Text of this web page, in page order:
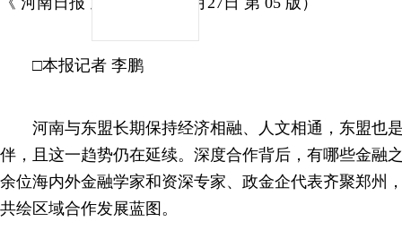
□本报记者 李鹏
河南与东盟长期保持经济相融、人文相通，东盟也
伴，且这一趋势仍在延续。深度合作背后，有哪些金融
余位海内外金融学家和资深专家、政金企代表齐聚郑州
共绘区域合作发展蓝图。